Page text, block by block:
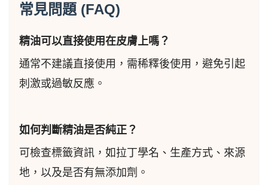
常見問題 (FAQ)
精油可以直接使用在皮膚上嗎？
通常不建議直接使用，需稀釋後使用，避免引起
刺激或過敏反應。
如何判斷精油是否純正？
可檢查標籤資訊，如拉丁學名、生產方式、來源
地，以及是否有無添加劑。